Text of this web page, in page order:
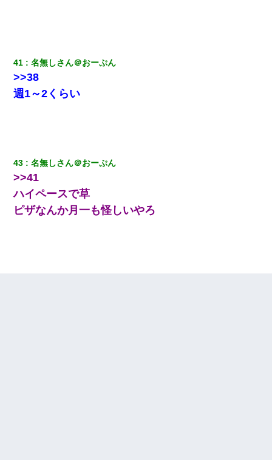
41 名無しさん＠おーぷん
>>38
週1～2くらい
43 名無しさん＠おーぷん
>>41
ハイペースで草
ピザなんか月一も怪しいやろ